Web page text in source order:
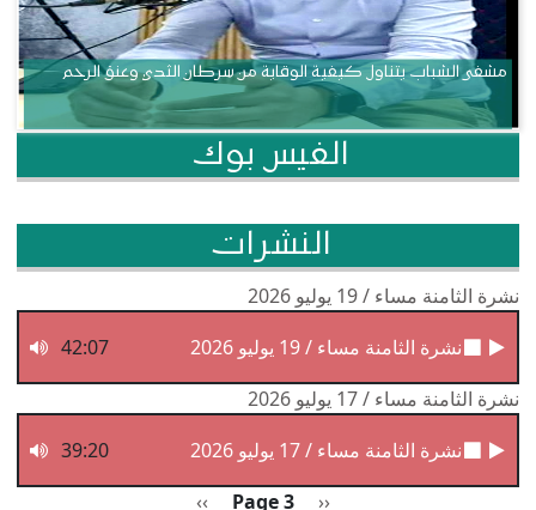
مشفى الشباب يتناول كيفية الوقاية من سرطان الثدي وعنق الرحم
الفيس بوك
النشرات
نشرة الثامنة مساء / 19 يوليو 2026
نشرة الثامنة مساء / 19 يوليو 2026
42:07
نشرة الثامنة مساء / 17 يوليو 2026
نشرة الثامنة مساء / 17 يوليو 2026
39:20
Previous page
‹‹
Page 3 الصفحة التالية
››